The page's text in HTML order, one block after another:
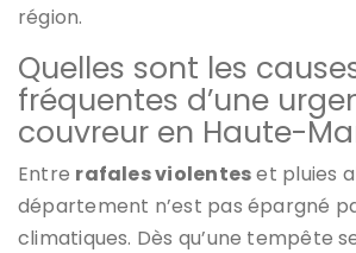
région.
Quelles sont les
fréquentes d’une
couvreur en Haute-
Entre rafales violenteset pluies
département n’est pas épargné
climatiques. Dès qu’une tempête